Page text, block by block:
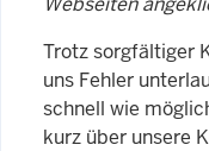
Trotz sorgfältiger
uns Fehler
schnell wie
kurz über unsere